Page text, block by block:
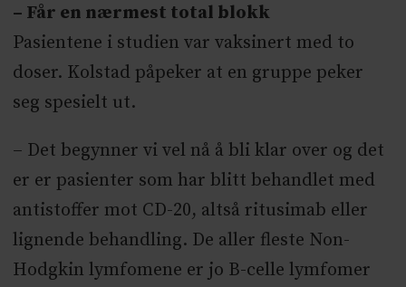
– Får en nærmest total blokk
Pasientene i studien var vaksinert med to
doser. Kolstad påpeker at en gruppe peker
seg spesielt ut.
– Det begynner vi vel nå å bli klar over og det
er er pasienter som har blitt behandlet med
antistoffer mot CD-20, altså ritusimab eller
lignende behandling. De aller fleste Non-
Hodgkin lymfomene er jo B-celle lymfomer